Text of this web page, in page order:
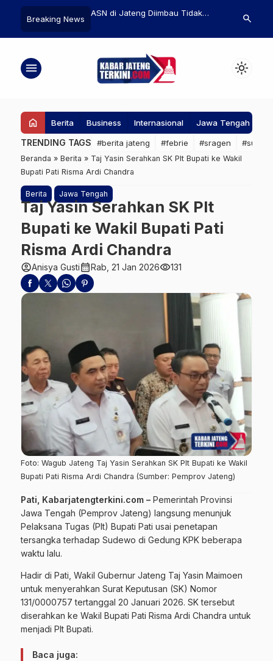
Breaking News
10 Persen, Dibayar
ASN di Jateng Diimbau Tidak
Kades di
Negara
search
menu light_mode
home Berita Business Internasional Jawa Tengah
TRENDING TAGS #berita jateng #febrie #sragen #suap
Beranda » Berita » Taj Yasin Serahkan SK Plt Bupati ke Wakil
Bupati Pati Risma Ardi Chandra
Berita Jawa Tengah
Taj Yasin Serahkan SK Plt
Bupati ke Wakil Bupati Pati
Risma Ardi Chandra
account_circleAnisya Gusticalendar_monthRab, 21 Jan 2026visibility131
Foto: Wagub Jateng Taj Yasin Serahkan SK Plt Bupati ke Wakil
Bupati Pati Risma Ardi Chandra (Sumber: Pemprov Jateng)
Pati, Kabarjatengterkini.com – Pemerintah Provinsi
Jawa Tengah (Pemprov Jateng) langsung menunjuk
Pelaksana Tugas (Plt) Bupati Pati usai penetapan
tersangka terhadap Sudewo di Gedung KPK beberapa
waktu lalu.
Hadir di Pati, Wakil Gubernur Jateng Taj Yasin Maimoen
untuk menyerahkan Surat Keputusan (SK) Nomor
131/0000757 tertanggal 20 Januari 2026. SK tersebut
diserahkan ke Wakil Bupati Pati Risma Ardi Chandra untuk
menjadi Plt Bupati.
Baca juga: